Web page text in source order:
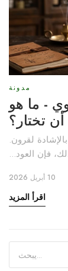
مدونة
- ما هو
تختار؟
لقرون.
فإن العود...
10 أبريل 2026
اقرأ المزيد